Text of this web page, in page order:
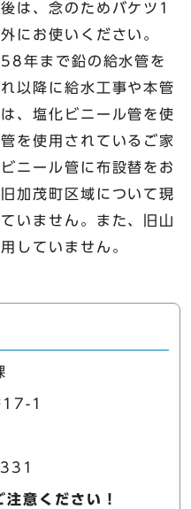
は、念のためバケツ1
にお使いください。
年まで鉛の給水管を
以降に給水工事や本管
、塩化ビニール管を使
を使用されているご家
ニール管に布設替をお
加茂町区域について現
いません。また、旧山
していません。
17-1
意ください！